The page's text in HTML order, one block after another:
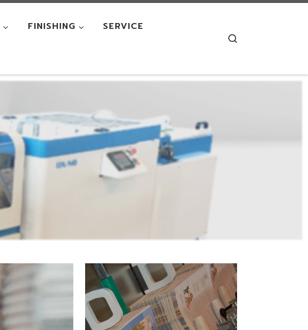
FINISHING
SERVICE